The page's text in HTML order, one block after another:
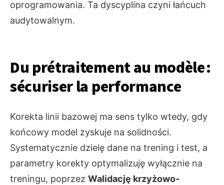
oprogramowania. Ta dyscyplina czyni łańcuch
audytowalnym.
Du prétraitement au modèle :
sécuriser la performance
Korekta linii bazowej ma sens tylko wtedy, gdy
końcowy model zyskuje na solidności.
Systematycznie dzielę dane na trening i test, a
parametry korekty optymalizuję wyłącznie na
treningu, poprzez Walidację krzyżowo-